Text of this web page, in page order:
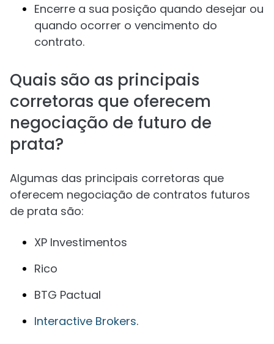
Encerre a sua posição quando desejar ou
quando ocorrer o vencimento do
contrato.
Quais são as principais
corretoras que oferecem
negociação de futuro de
prata?
Algumas das principais corretoras que
oferecem negociação de contratos futuros
de prata são:
XP Investimentos
Rico
BTG Pactual
Interactive Brokers.